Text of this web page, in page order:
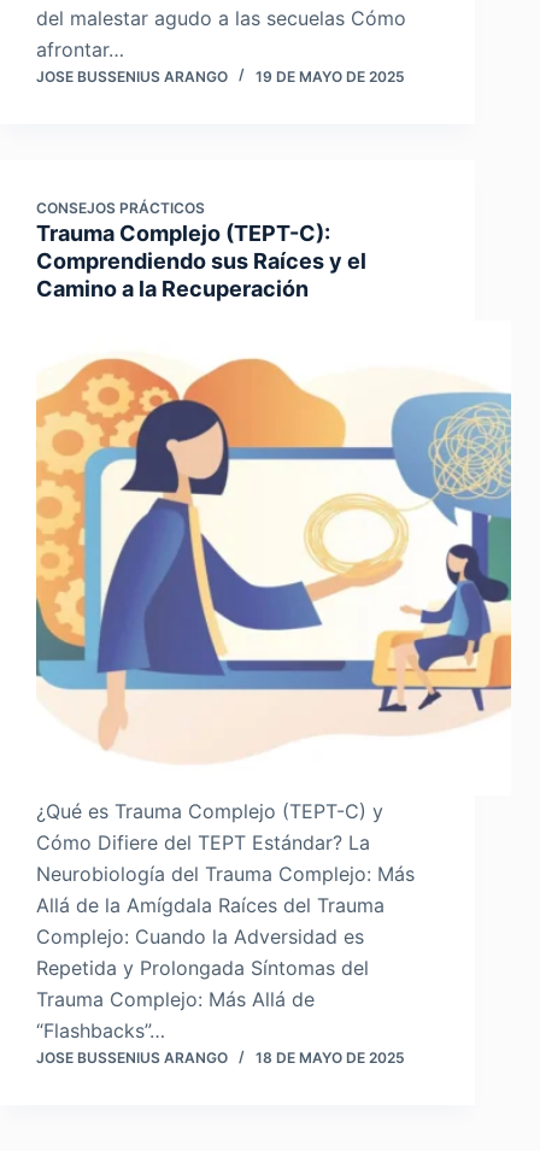
del malestar agudo a las secuelas Cómo
afrontar…
JOSE BUSSENIUS ARANGO 19 DE MAYO DE 2025
CONSEJOS PRÁCTICOS
Trauma Complejo (TEPT-C):
Comprendiendo sus Raíces y el
Camino a la Recuperación
¿Qué es Trauma Complejo (TEPT-C) y
Cómo Difiere del TEPT Estándar? La
Neurobiología del Trauma Complejo: Más
Allá de la Amígdala Raíces del Trauma
Complejo: Cuando la Adversidad es
Repetida y Prolongada Síntomas del
Trauma Complejo: Más Allá de
“Flashbacks”…
JOSE BUSSENIUS ARANGO 18 DE MAYO DE 2025